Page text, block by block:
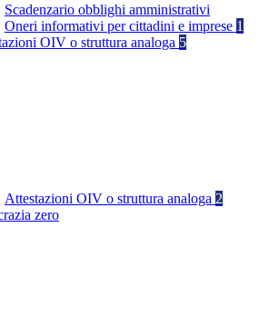
Scadenzario obblighi amministrativi
Oneri informativi per cittadini e imprese 1
OIV o struttura analoga 5
Attestazioni OIV o struttura analoga 2
zero